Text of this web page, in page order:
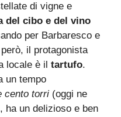
di vigne e
del cibo e del vino
per Barbaresco e
il protagonista
locale è il tartufo.
un tempo
cento torri (oggi ne
ha un delizioso e ben